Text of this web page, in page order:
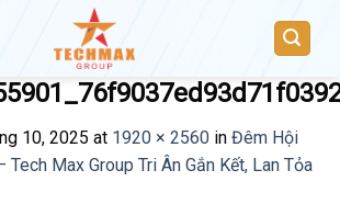
10, 2025 at 1920 × 2560 in Đêm Hội
Tech Max Group Tri Ân Gắn Kết, Lan Tỏa